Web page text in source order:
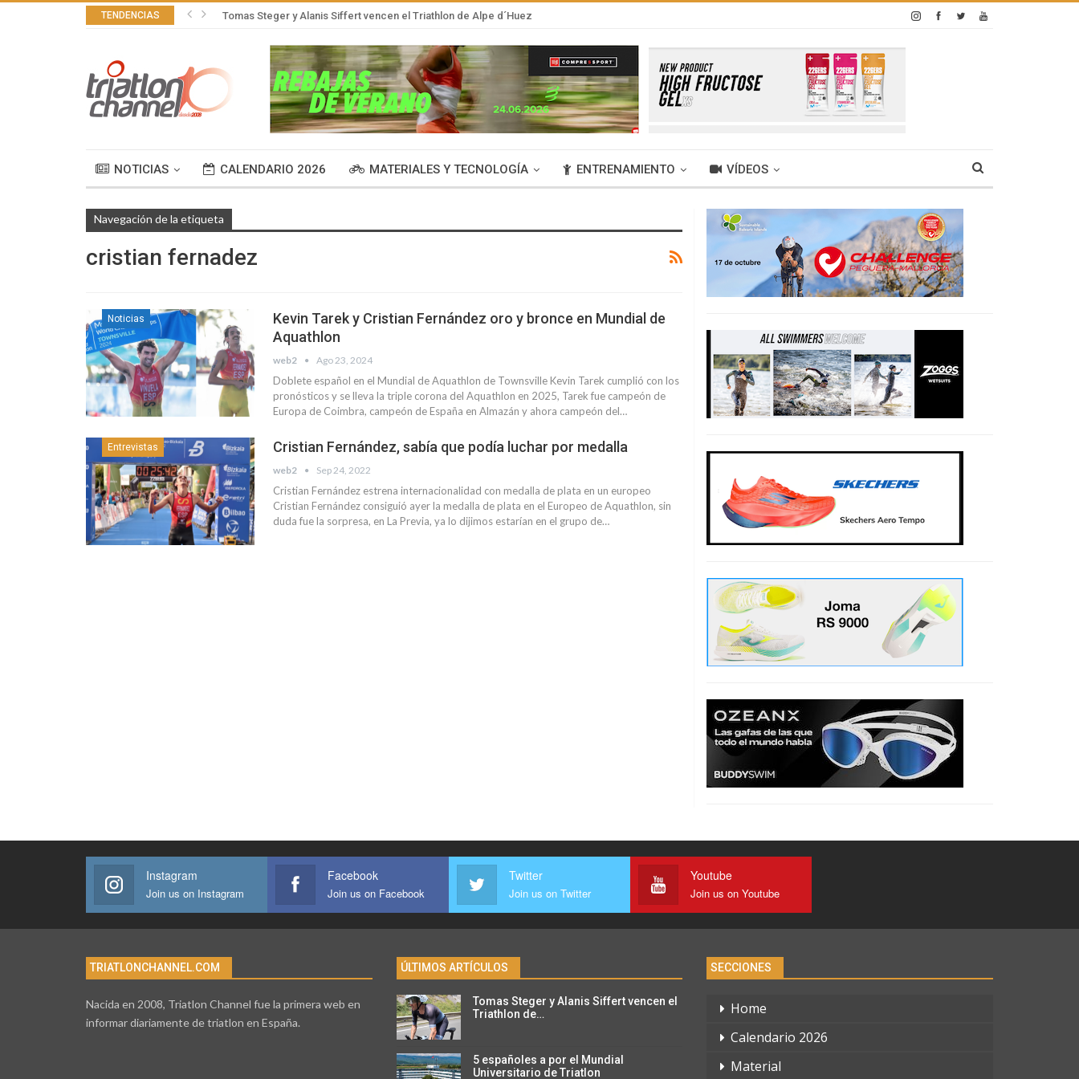
TENDENCIAS Tomas Steger y Alanis Siffert vencen el Triathlon de Alpe d´Huez
NOTICIAS CALENDARIO 2026 MATERIALES Y TECNOLOGÍA ENTRENAMIENTO VÍDEOS
Navegación de la etiqueta
cristian fernadez
Noticias
Kevin Tarek y Cristian Fernández oro y bronce en Mundial de
Aquathlon
web2 Ago 23, 2024
Doblete español en el Mundial de Aquathlon de Townsville Kevin Tarek cumplió con los
pronósticos y se lleva la triple corona del Aquathlon en 2025, Tarek fue campeón de
Europa de Coimbra, campeón de España en Almazán y ahora campeón del…
Entrevistas Cristian Fernández, sabía que podía luchar por medalla
web2 Sep 24, 2022
Cristian Fernández estrena internacionalidad con medalla de plata en un europeo
Cristian Fernández consiguió ayer la medalla de plata en el Europeo de Aquathlon, sin
duda fue la sorpresa, en La Previa, ya lo dijimos estarían en el grupo de…
Instagram
Join us on Instagram
Facebook
Join us on Facebook
Twitter
Join us on Twitter
Youtube
Join us on Youtube
TRIATLONCHANNEL.COM
Nacida en 2008, Triatlon Channel fue la primera web en
informar diariamente de triatlon en España.
ÚLTIMOS ARTÍCULOS
Tomas Steger y Alanis Siffert vencen el
Triathlon de…
5 españoles a por el Mundial
Universitario de Triatlon
SECCIONES
Home
Calendario 2026
Material